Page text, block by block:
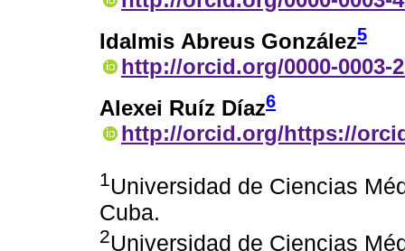
Idalmis Abreus González5
http://orcid.org/0000-0003-
Alexei Ruíz Díaz6
http://orcid.org/https://
1Universidad de Ciencias
Cuba.
2Universidad de Ciencias